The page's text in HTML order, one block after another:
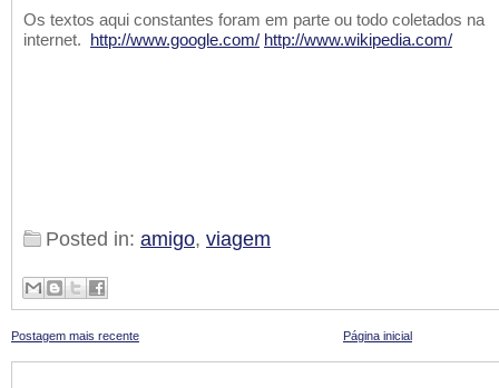
Os textos aqui constantes foram em parte ou todo coletados na
internet. http://www.google.com/ http://www.wikipedia.com/
Posted in: amigo, viagem
Postagem mais recente Página inicial